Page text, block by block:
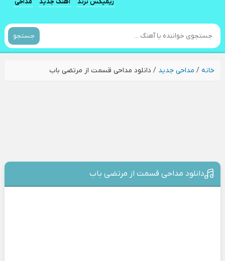
جستجو
خانه/ مداحی جدید / دانلود مداحی قسمت از مرتضی باب
دانلود مداحی قسمت از مرتضی باب